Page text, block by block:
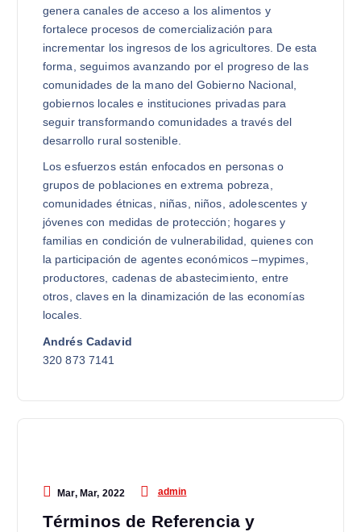
genera canales de acceso a los alimentos y
fortalece procesos de comercialización para
incrementar los ingresos de los agricultores. De esta
forma, seguimos avanzando por el progreso de las
comunidades de la mano del Gobierno Nacional,
gobiernos locales e instituciones privadas para
seguir transformando comunidades a través del
desarrollo rural sostenible.
Los esfuerzos están enfocados en personas o
grupos de poblaciones en extrema pobreza,
comunidades étnicas, niñas, niños, adolescentes y
jóvenes con medidas de protección; hogares y
familias en condición de vulnerabilidad, quienes con
la participación de agentes económicos –mypimes,
productores, cadenas de abastecimiento, entre
otros, claves en la dinamización de las economías
locales.
Andrés Cadavid
320 873 7141
Mar, Mar, 2022 admin
Términos de Referencia y